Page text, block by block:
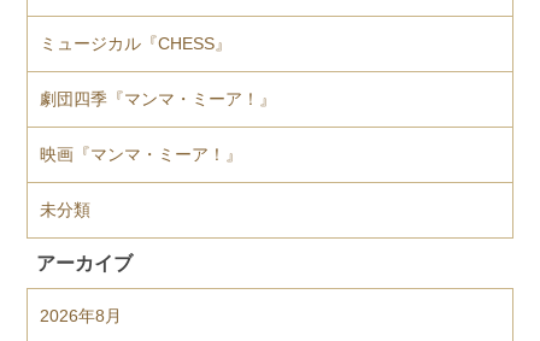
ミュージカル『CHESS』
劇団四季『マンマ・ミーア！』
映画『マンマ・ミーア！』
未分類
アーカイブ
2026年8月